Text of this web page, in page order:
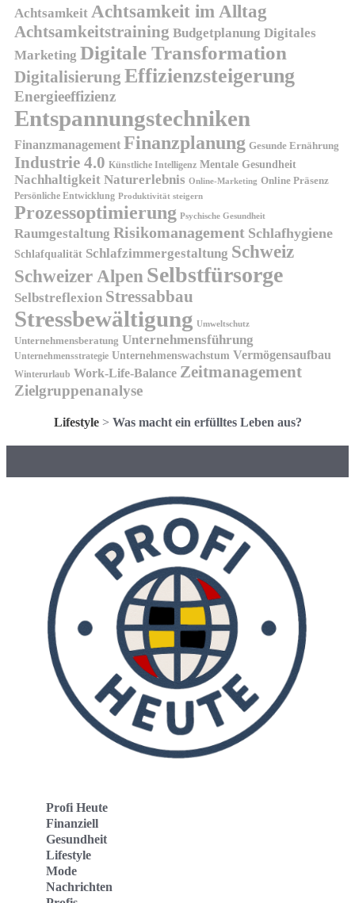
Achtsamkeit Achtsamkeit im Alltag
Achtsamkeitstraining Budgetplanung Digitales
Marketing Digitale Transformation
Digitalisierung Effizienzsteigerung
Energieeffizienz
Entspannungstechniken
Finanzmanagement Finanzplanung Gesunde Ernährung
Industrie 4.0 Künstliche Intelligenz Mentale Gesundheit
Nachhaltigkeit Naturerlebnis Online-Marketing Online Präsenz
Persönliche Entwicklung Produktivität steigern
Prozessoptimierung Psychische Gesundheit
Raumgestaltung Risikomanagement Schlafhygiene
Schlafqualität Schlafzimmergestaltung Schweiz
Schweizer Alpen Selbstfürsorge
Selbstreflexion Stressabbau
Stressbewältigung Umweltschutz
Unternehmensberatung Unternehmensführung
Unternehmensstrategie Unternehmenswachstum Vermögensaufbau
Winterurlaub Work-Life-Balance Zeitmanagement
Zielgruppenanalyse
Lifestyle> Was macht ein erfülltes Leben aus?
Profi Heute
Finanziell
Gesundheit
Lifestyle
Mode
Nachrichten